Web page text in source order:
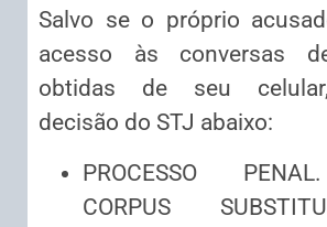
Salvo se o próprio
acesso às conversas
obtidas de seu
decisão do STJ abaixo:
PROCESSO
CORPUS